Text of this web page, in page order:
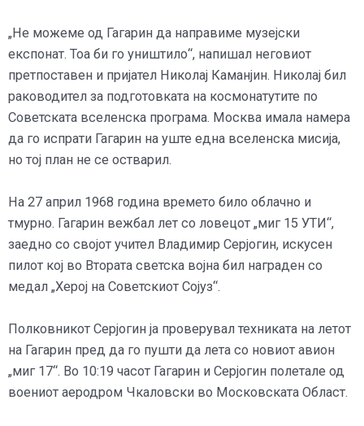
„Не можеме од Гагарин да направиме музејски
експонат. Тоа би го уништило“, напишал неговиот
претпоставен и пријател Николај Каманјин. Николај бил
раководител за подготовката на космонатутите по
Советската вселенска програма. Москва имала намера
да го испрати Гагарин на уште една вселенска мисија,
но тој план не се остварил.
На 27 април 1968 година времето било облачно и
тмурно. Гагарин вежбал лет со ловецот „миг 15 УТИ“,
заедно со својот учител Владимир Серјогин, искусен
пилот кој во Втората светска војна бил награден со
медал „Херој на Советскиот Сојуз“.
Полковникот Серјогин ја проверувал техниката на летот
на Гагарин пред да го пушти да лета со новиот авион
„миг 17“. Во 10:19 часот Гагарин и Серјогин полетале од
воениот аеродром Чкаловски во Московската Област.